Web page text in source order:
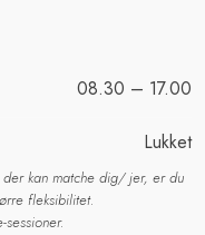
08.30 – 17.00​
Lukket
kan matche dig/ jer, er du
fleksibilitet.